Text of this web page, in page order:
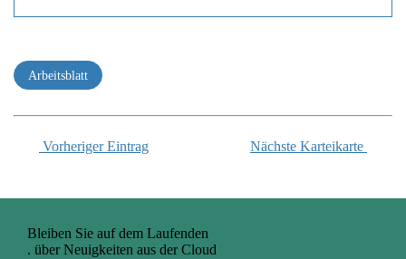
Arbeitsblatt
Vorheriger Eintrag Nächste Karteikarte
Bleiben Sie auf dem Laufenden
. über Neuigkeiten aus der Cloud